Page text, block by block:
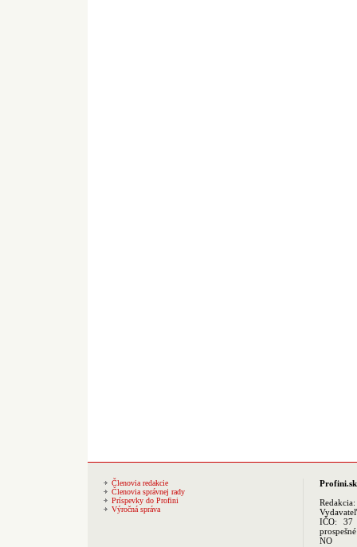
Členovia redakcie
Členovia správnej rady
Príspevky do Profini
Výročná správa
Profini.sk
Redakcia:
IČO: 37
NO